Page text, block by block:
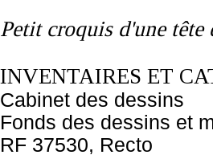
Petit croquis d'une tête
INVENTAIRES ET
Cabinet des dessins
Fonds des dessins et
RF 37530, Recto